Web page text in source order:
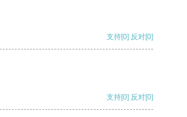
支持[0] 反对[0]
支持[0] 反对[0]